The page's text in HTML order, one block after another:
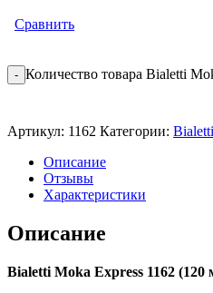
Сравнить
- Количество товара Bialetti
Артикул: 1162 Категории: Bialetti
Описание
Отзывы
Характеристики
Описание
Bialetti Moka Express 1162 (120